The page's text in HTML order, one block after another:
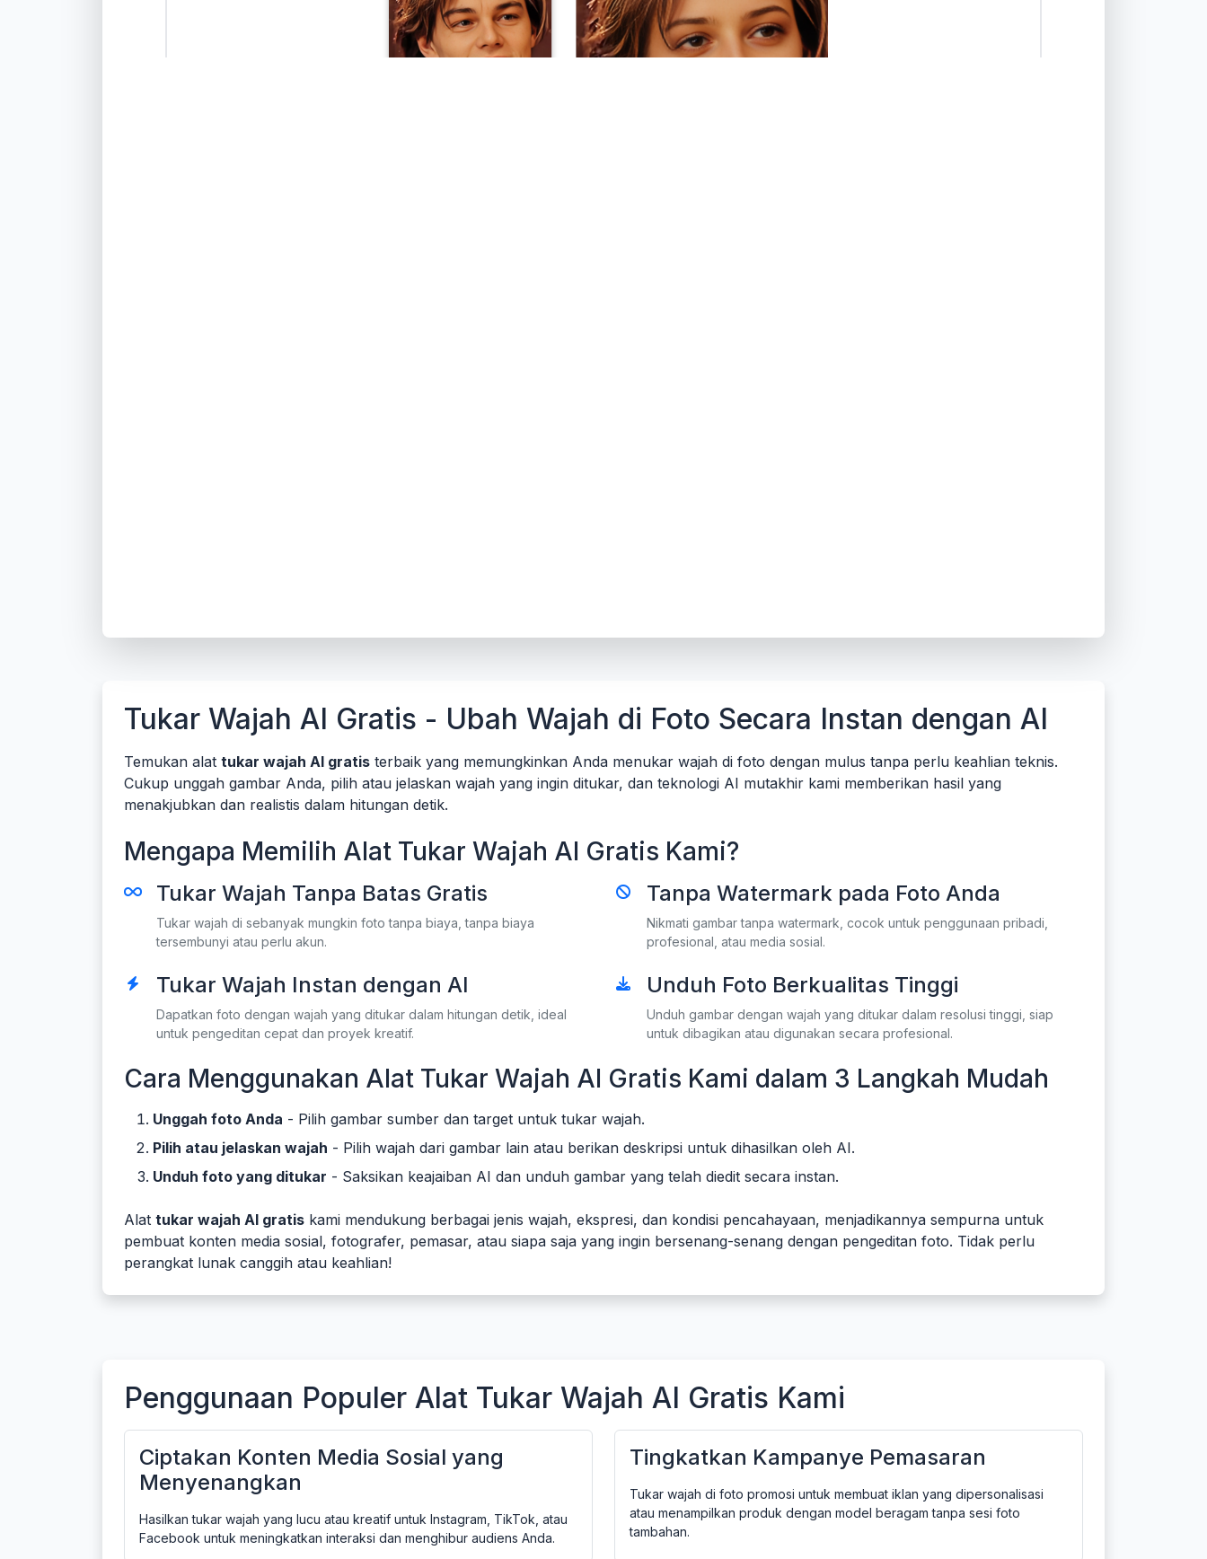
Tukar Wajah AI Gratis - Ubah Wajah di Foto Secara Instan dengan AI
Temukan alat tukar wajah AI gratis terbaik yang memungkinkan Anda menukar wajah di foto dengan mulus tanpa perlu keahlian teknis.
Cukup unggah gambar Anda, pilih atau jelaskan wajah yang ingin ditukar, dan teknologi AI mutakhir kami memberikan hasil yang
menakjubkan dan realistis dalam hitungan detik.
Mengapa Memilih Alat Tukar Wajah AI Gratis Kami?
Tukar Wajah Tanpa Batas Gratis
Tukar wajah di sebanyak mungkin foto tanpa biaya, tanpa biaya
tersembunyi atau perlu akun.
Tanpa Watermark pada Foto Anda
Nikmati gambar tanpa watermark, cocok untuk penggunaan pribadi,
profesional, atau media sosial.
Tukar Wajah Instan dengan AI
Dapatkan foto dengan wajah yang ditukar dalam hitungan detik, ideal
untuk pengeditan cepat dan proyek kreatif.
Unduh Foto Berkualitas Tinggi
Unduh gambar dengan wajah yang ditukar dalam resolusi tinggi, siap
untuk dibagikan atau digunakan secara profesional.
Cara Menggunakan Alat Tukar Wajah AI Gratis Kami dalam 3 Langkah Mudah
Unggah foto Anda - Pilih gambar sumber dan target untuk tukar wajah.
Pilih atau jelaskan wajah - Pilih wajah dari gambar lain atau berikan deskripsi untuk dihasilkan oleh AI.
Unduh foto yang ditukar - Saksikan keajaiban AI dan unduh gambar yang telah diedit secara instan.
Alat tukar wajah AI gratis kami mendukung berbagai jenis wajah, ekspresi, dan kondisi pencahayaan, menjadikannya sempurna untuk
pembuat konten media sosial, fotografer, pemasar, atau siapa saja yang ingin bersenang-senang dengan pengeditan foto. Tidak perlu
perangkat lunak canggih atau keahlian!
Penggunaan Populer Alat Tukar Wajah AI Gratis Kami
Ciptakan Konten Media Sosial yang
Menyenangkan
Hasilkan tukar wajah yang lucu atau kreatif untuk Instagram, TikTok, atau
Facebook untuk meningkatkan interaksi dan menghibur audiens Anda.
Tingkatkan Kampanye Pemasaran
Tukar wajah di foto promosi untuk membuat iklan yang dipersonalisasi
atau menampilkan produk dengan model beragam tanpa sesi foto
tambahan.